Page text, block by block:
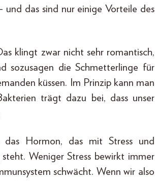
und das sind nur einige Vorteile des
klingt zwar nicht sehr romantisch,
sozusagen die Schmetterlinge für
küssen. Im Prinzip kann man
trägt dazu bei, dass unser
das Hormon, das mit Stress und
Weniger Stress bewirkt immer
schwächt. Wenn wir also